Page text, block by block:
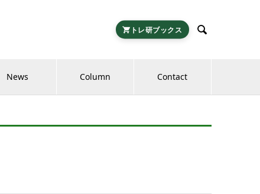

トレ研ブックス
News Column Contact